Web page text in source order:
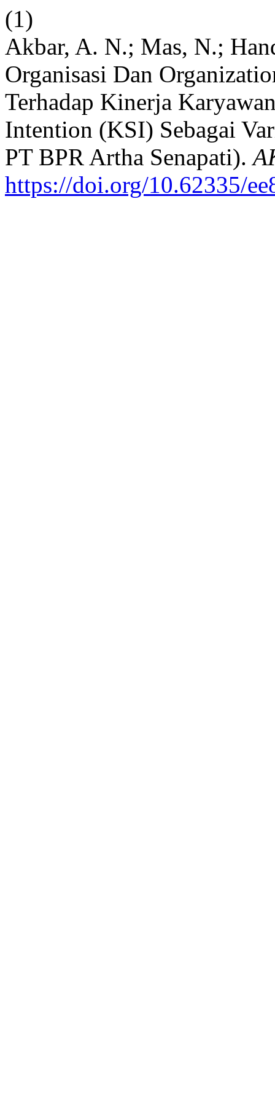
(1)
Akbar, A. N.; Mas, N.;
Organisasi Dan
Terhadap Kinerja
Intention (KSI) Sebagai
PT BPR Artha Senapati).
https://doi.org/10.62335/